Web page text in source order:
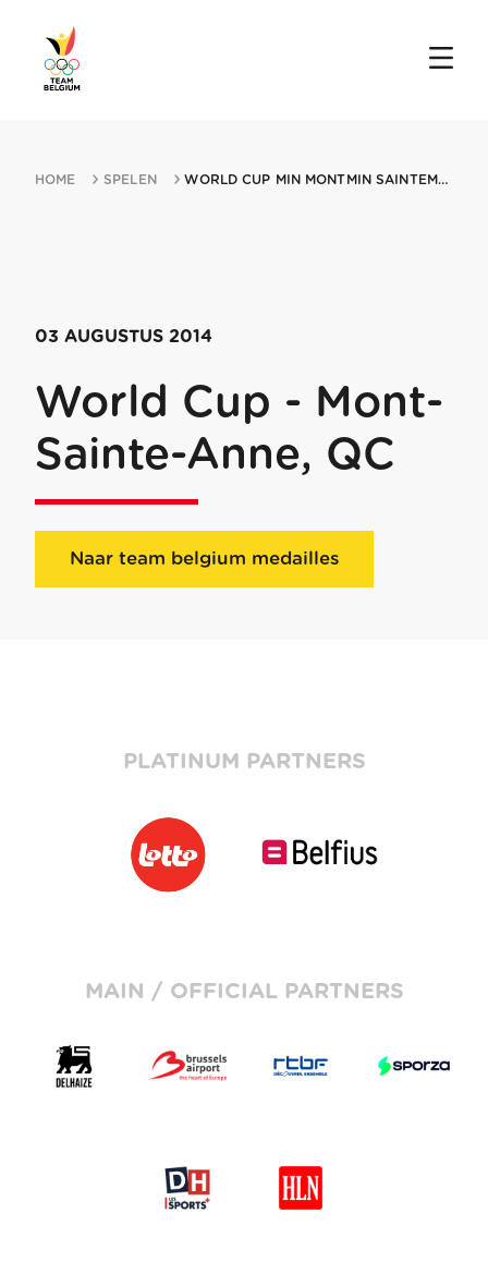
HOME SPELEN WORLD CUP MIN MONTMIN SAINTEMIN ANNE QC 03082014 MONTMIN SAINTEMIN ANNE
03 AUGUSTUS 2014
World Cup - Mont-
Sainte-Anne, QC
Naar team belgium medailles
PLATINUM PARTNERS
MAIN / OFFICIAL PARTNERS